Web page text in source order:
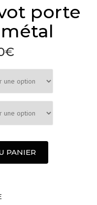
porte
€
3,299.28€
PANIER